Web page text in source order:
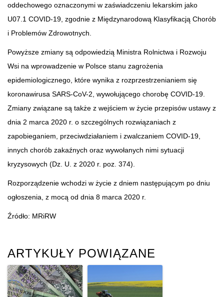
oddechowego oznaczonymi w zaświadczeniu lekarskim jako
U07.1 COVID-19, zgodnie z Międzynarodową Klasyfikacją Chorób
i Problemów Zdrowotnych.
Powyższe zmiany są odpowiedzią Ministra Rolnictwa i Rozwoju
Wsi na wprowadzenie w Polsce stanu zagrożenia
epidemiologicznego, które wynika z rozprzestrzenianiem się
koronawirusa SARS-CoV-2, wywołującego chorobę COVID-19.
Zmiany związane są także z wejściem w życie przepisów ustawy z
dnia 2 marca 2020 r. o szczególnych rozwiązaniach z
zapobieganiem, przeciwdziałaniem i zwalczaniem COVID-19,
innych chorób zakaźnych oraz wywołanych nimi sytuacji
kryzysowych (Dz. U. z 2020 r. poz. 374).
Rozporządzenie wchodzi w życie z dniem następującym po dniu
ogłoszenia, z mocą od dnia 8 marca 2020 r.
Źródło: MRiRW
ARTYKUŁY POWIĄZANE